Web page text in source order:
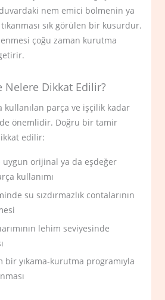
nem emici bölmenin ya
sık görülen bir kusurdur.
çoğu zaman kurutma
Nelere Dikkat Edilir?
kullanılan parça ve işçilik kadar
önemlidir. Doğru bir tamir
edilir:
uygun orijinal ya da eşdeğer
kullanımı
su sızdırmazlık contalarının
lehim seviyesinde
bir yıkama-kurutma programıyla